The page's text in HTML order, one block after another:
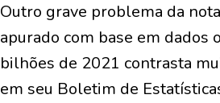
Outro grave problema da
apurado com base em
bilhões de 2021 contrasta
em seu Boletim de